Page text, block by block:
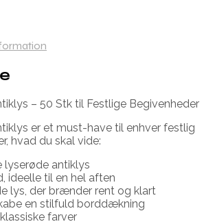
– 50 Stk til Festlige Begivenheder
er et must-have til enhver festlig
hvad du skal vide:
lyserøde antiklys
ideelle til en hel aften
lys, der brænder rent og klart
en stilfuld borddækning
farver